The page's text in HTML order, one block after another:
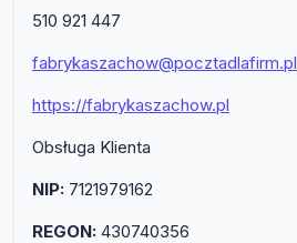
510 921 447
fabrykaszachow@pocztadlafirm.pl
https://fabrykaszachow.pl
Obsługa Klienta
NIP: 7121979162
REGON: 430740356